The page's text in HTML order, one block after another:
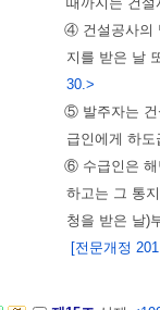
④ 건설공사의
지를 받은 날
30.>
⑤ 발주자는 건
급인에게 하
⑥ 수급인은 해
하고는 그 통
청을 받은 날)
[전문개정